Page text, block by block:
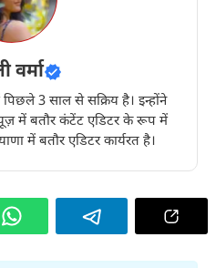
वर्मा
में पिछले 3 साल से सक्रिय है। इन्होंने
में बतौर कंटेंट एडिटर के रूप में
में बतौर एडिटर कार्यरत है।